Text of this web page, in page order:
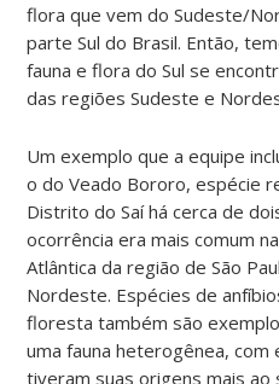
flora que vem do Sudeste/
parte Sul do Brasil. Então,
fauna e flora do Sul se
das regiões Sudeste e
Um exemplo que a equipe
o do Veado Bororo, espécie
Distrito do Saí há cerca de
ocorrência era mais comum
Atlântica da região de São
Nordeste. Espécies de
floresta também são
uma fauna heterogênea, com
tiveram suas origens mais ao